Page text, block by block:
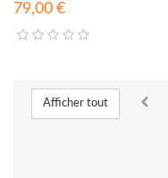
79,00 €
Afficher tout